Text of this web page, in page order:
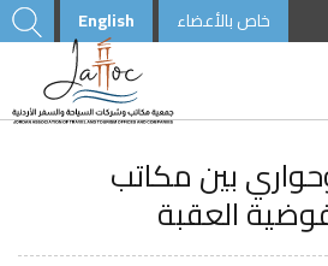
خاص بالأعضاء English
بين مكاتب
العقبة